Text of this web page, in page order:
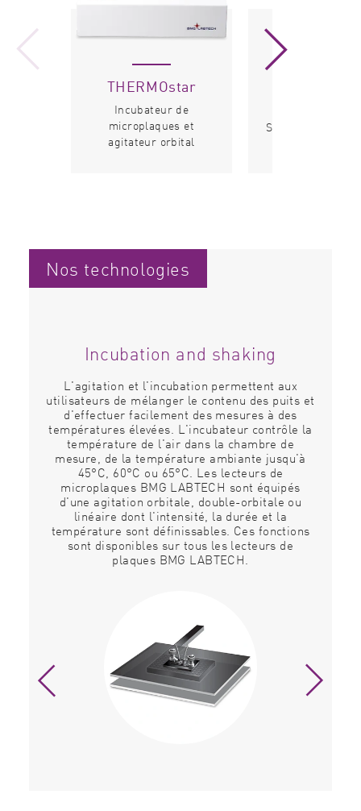
THERMOstar
Incubateur de
microplaques et
agitateur orbital
Système de
Nos technologies
Incubation and shaking
L'agitation et l'incubation permettent aux
utilisateurs de mélanger le contenu des puits et
d'effectuer facilement des mesures à des
températures élevées. L'incubateur contrôle la
température de l'air dans la chambre de
mesure, de la température ambiante jusqu'à
45°C, 60°C ou 65°C. Les lecteurs de
microplaques BMG LABTECH sont équipés
d'une agitation orbitale, double-orbitale ou
linéaire dont l'intensité, la durée et la
température sont définissables. Ces fonctions
sont disponibles sur tous les lecteurs de
plaques BMG LABTECH.